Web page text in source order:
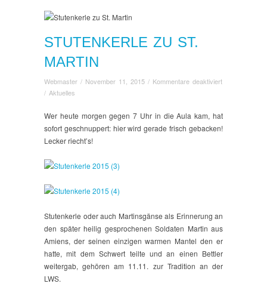
STUTENKERLE ZU ST.
MARTIN
Webmaster / November 11, 2015 / Kommentare deaktiviertfür
St.
Martin
/ Aktuelles
Wer heute morgen gegen 7 Uhr in die Aula kam, hat
sofort geschnuppert: hier wird gerade frisch gebacken!
Lecker riecht’s!
Stutenkerle oder auch Martinsgänse als Erinnerung an
den später heilig gesprochenen Soldaten Martin aus
Amiens, der seinen einzigen warmen Mantel den er
hatte, mit dem Schwert teilte und an einen Bettler
weitergab, gehören am 11.11. zur Tradition an der
LWS.